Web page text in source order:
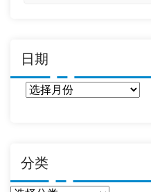
日期
分类